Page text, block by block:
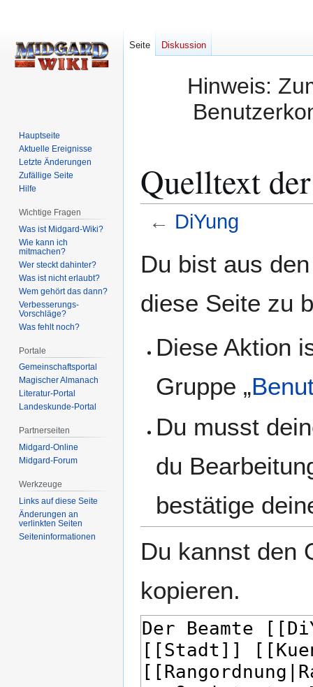
Hinweis:
Quelltext
← DiYung
Navigation
Suche
Du bist aus
diese Seite zu
Diese Aktion
Gruppe „
Du musst
du
bestätige
Du kannst den
kopieren.
Seite Diskussion
Hauptseite
Aktuelle Ereignisse
Letzte Änderungen
Zufällige Seite
Hilfe
Wichtige Fragen
Was ist Midgard-Wiki?
Wie kann ich
mitmachen?
Wer steckt dahinter?
Was ist nicht erlaubt?
Wem gehört das dann?
Verbesserungs-
Vorschläge?
Was fehlt noch?
Portale
Gemeinschafts­portal
Magischer Almanach
Literatur-Portal
Landeskunde-Portal
Partnerseiten
Midgard-Online
Midgard-Forum
Werkzeuge
Links auf diese Seite
Änderungen an
verlinkten Seiten
Seiten­­informationen